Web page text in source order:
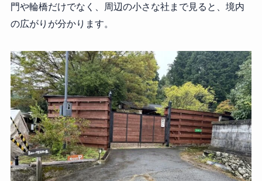
門や輪橋だけでなく、周辺の小さな社まで見ると、境内
の広がりが分かります。